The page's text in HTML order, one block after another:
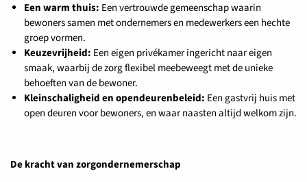
Een warm thuis: Een vertrouwde gemeenschap waarin
bewoners samen met ondernemers en medewerkers een hechte
groep vormen.
Keuzevrijheid: Een eigen privékamer ingericht naar eigen
smaak, waarbij de zorg flexibel meebeweegt met de unieke
behoeften van de bewoner.
Kleinschaligheid en opendeurenbeleid: Een gastvrij huis met
open deuren voor bewoners, en waar naasten altijd welkom zijn.
De kracht van zorgondernemerschap